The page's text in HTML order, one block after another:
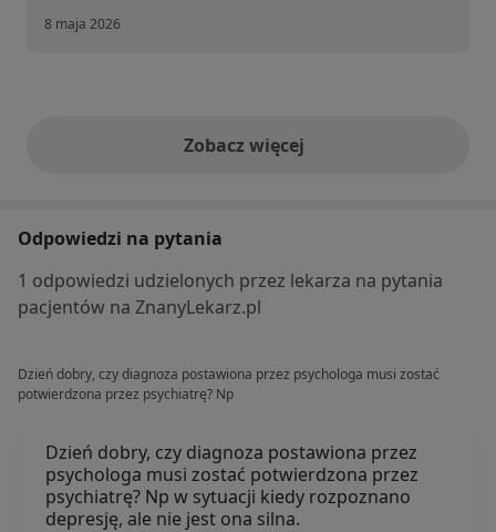
8 maja 2026
Zobacz więcejopinie powyżej
Odpowiedzi na pytania
1 odpowiedzi udzielonych przez lekarza na pytania
pacjentów na ZnanyLekarz.pl
Dzień dobry, czy diagnoza postawiona przez psychologa musi zostać
potwierdzona przez psychiatrę? Np
Dzień dobry, czy diagnoza postawiona przez
psychologa musi zostać potwierdzona przez
psychiatrę? Np w sytuacji kiedy rozpoznano
depresję, ale nie jest ona silna.